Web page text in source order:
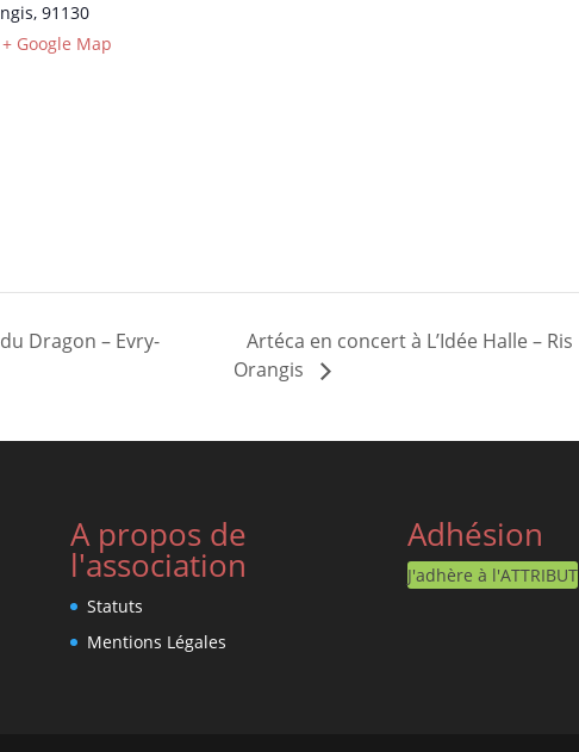
, 91130
+ Google Map
Dragon – Evry-
Artéca en concert à L’Idée Halle – Ris
Orangis
A propos de
l'association
Statuts
Mentions Légales
Adhésion
J'adhère à l'ATTRIBUT